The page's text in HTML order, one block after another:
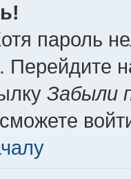
пароль
Перейдите
Забыли